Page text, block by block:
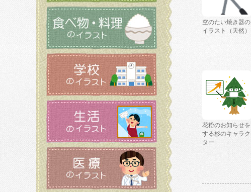
空のたい焼き器の
イラスト（天然）
花粉のお知らせを
する杉のキャラク
ター